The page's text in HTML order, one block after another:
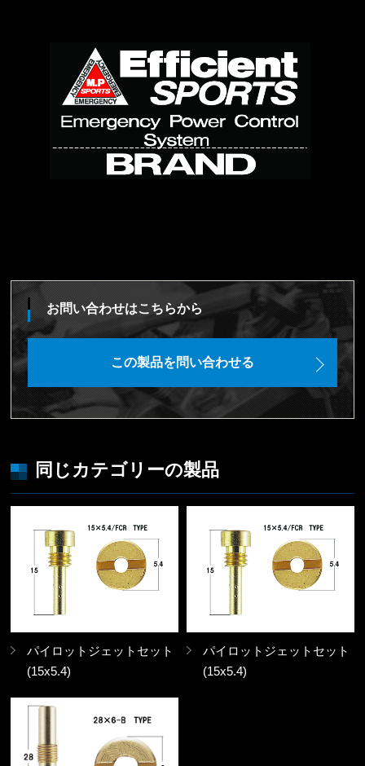
お問い合わせはこちらから
この製品を問い合わせる
同じカテゴリーの製品
パイロットジェットセット
(15x5.4)
パイロットジェットセット
(15x5.4)